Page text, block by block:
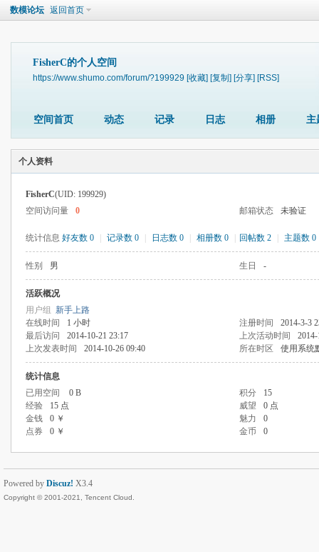
数模论坛 返回首页
FisherC的个人空间
https://www.shumo.com/forum/?199929 [收藏] [复制] [分享] [RSS]
空间首页 动态 记录 日志 相册 主
个人资料
FisherC(UID: 199929)
空间访问量
0 邮箱状态 未验证
统计信息 好友数 0 记录数 0 日志数 0 相册数 0 回帖数 2 主题数 0
性别 男 生日 -
活跃概况
用户组 新手上路
在线时间
1 小时 注册时间
2014-3-3
最后访问
2014-10-21 23:17 上次活动时间
上次发表时间
2014-10-26 09:40 所在时区 使用系统
统计信息
已用空间
0 B 积分
15
经验
15 点 威望
0 点
金钱
0 ￥ 魅力
0
点券
0 ￥ 金币 0
Powered by Discuz! X3.4
Copyright © 2001-2021, Tencent Cloud.